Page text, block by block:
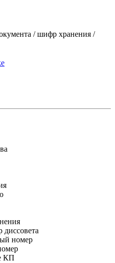
/ шифр хранения /
номер
КП